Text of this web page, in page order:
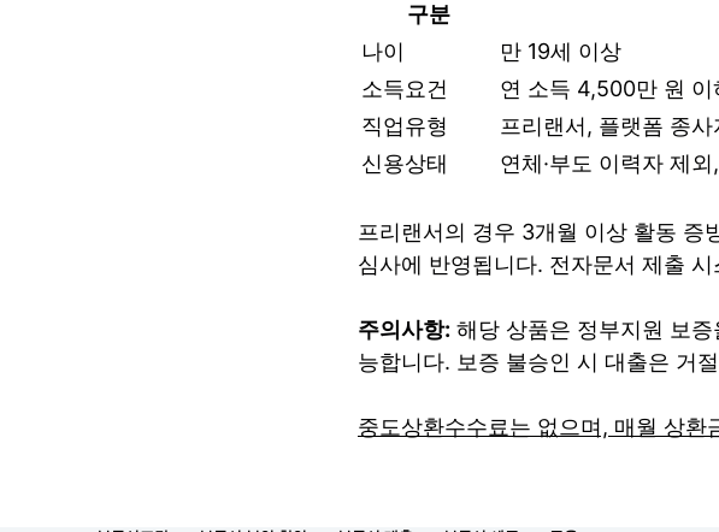
구분
나이
만 19세 이상
소득요건
연 소득 4,500만 원
직업유형
프리랜서, 플랫폼 종
신용상태
연체·부도 이력자 제
프리랜서의 경우 3개월 이상 활동 증
심사에 반영됩니다. 전자문서 제출
주의사항: 해당 상품은 정부지원 보
능합니다. 보증 불승인 시 대출은 거
중도상환수수료는 없으며, 매월 상